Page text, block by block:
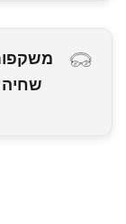
שחיה